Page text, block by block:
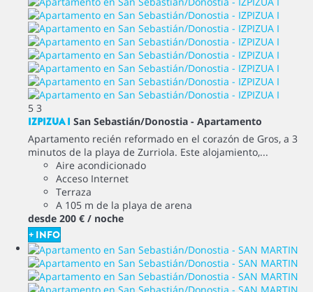
5 3
IZPIZUA I San Sebastián/Donostia - Apartamento
Apartamento recién reformado en el corazón de Gros, a 3
minutos de la playa de Zurriola. Este alojamiento,...
Aire acondicionado
Acceso Internet
Terraza
A 105 m de la playa de arena
desde 200 € / noche
+ INFO